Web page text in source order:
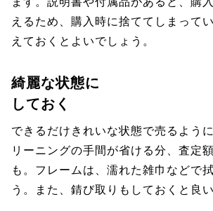
えるため、購入時に捨ててしまって
えておくとよいでしょう。
綺麗な状態に
しておく
できるだけきれいな状態で売るよう
リーニングの手間が省ける分、査定
も。フレームは、濡れた雑巾などで
う。また、錆び取りもしておくと良